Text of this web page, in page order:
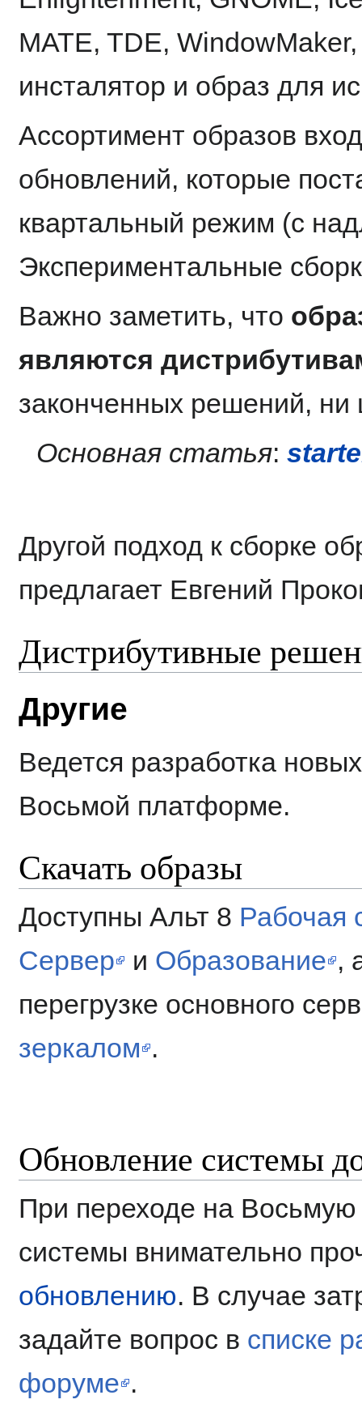
MATE, TDE,
инсталятор и образ для
Ассортимент образов
обновлений, которые
квартальный режим (с
Экспериментальные
Важно заметить, что
являются
законченных решений,
Основная статья:
Другой подход к сборке
предлагает Евгений
Дистрибутивные
Другие
Ведется разработка
Восьмой платформе.
Скачать образы
Доступны Альт 8 Рабочая
Сервер
и Образование ,
перегрузке основного
зеркалом .
Обновление системы
При переходе на
системы внимательно
обновлению. В случае
задайте вопрос в списке
форуме .